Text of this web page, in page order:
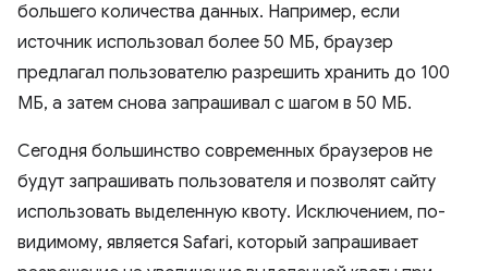
большего количества данных. Например, если
источник использовал более 50 МБ, браузер
предлагал пользователю разрешить хранить до 100
МБ, а затем снова запрашивал с шагом в 50 МБ.
Сегодня большинство современных браузеров не
будут запрашивать пользователя и позволят сайту
использовать выделенную квоту. Исключением, по-
видимому, является Safari, который запрашивает